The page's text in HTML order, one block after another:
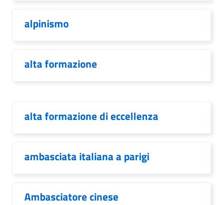
alpinismo
alta formazione
alta formazione di eccellenza
ambasciata italiana a parigi
Ambasciatore cinese